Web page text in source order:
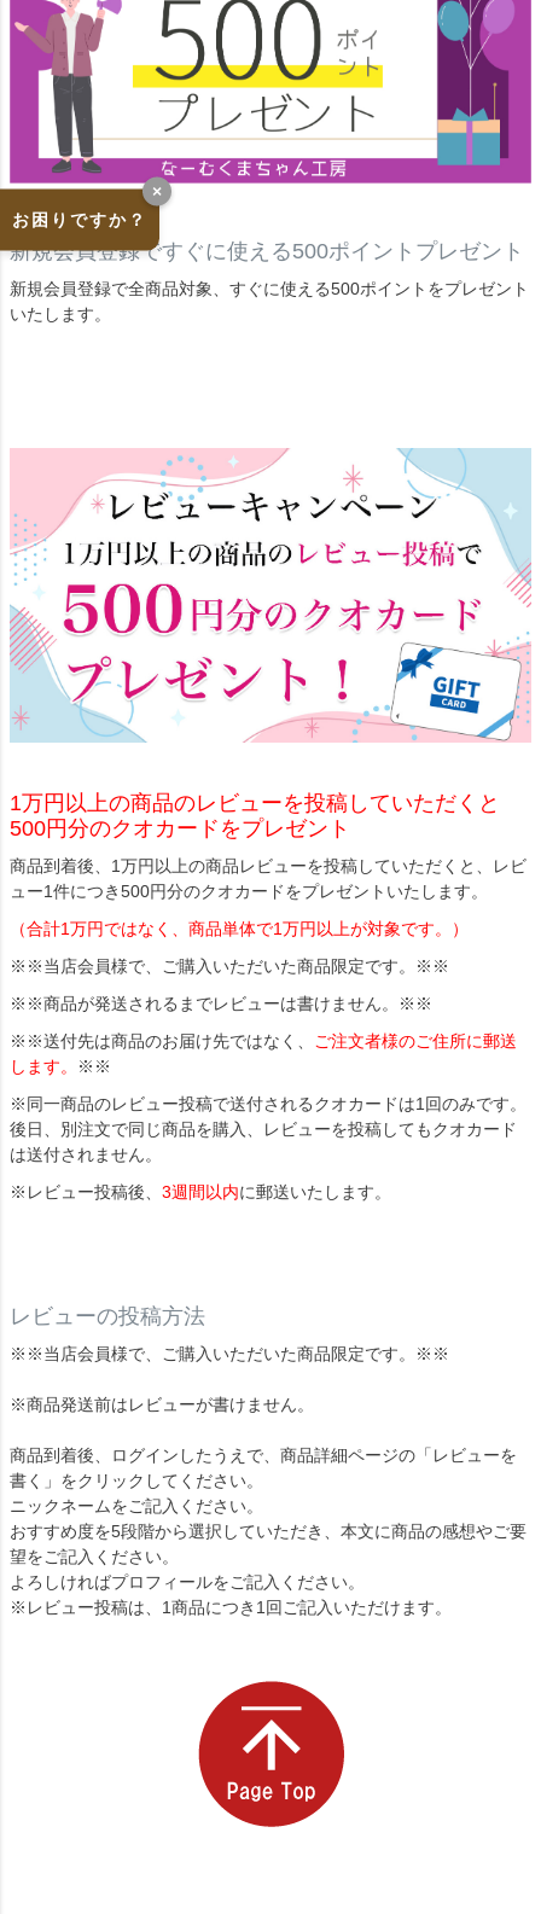
新規会員登録ですぐに使える500ポイントプレゼント
新規会員登録で全商品対象、すぐに使える500ポイントをプレゼント
いたします。
1万円以上の商品のレビューを投稿していただくと
500円分のクオカードをプレゼント
商品到着後、1万円以上の商品レビューを投稿していただくと、レビ
ュー1件につき500円分のクオカードをプレゼントいたします。
（合計1万円ではなく、商品単体で1万円以上が対象です。）
※※当店会員様で、ご購入いただいた商品限定です。※※
※※商品が発送されるまでレビューは書けません。※※
※※送付先は商品のお届け先ではなく、 ご注文者様のご住所に郵送
します。
※※
※同一商品のレビュー投稿で送付されるクオカードは1回のみです。
後日、別注文で同じ商品を購入、レビューを投稿してもクオカード
は送付されません。
※レビュー投稿後、 3週間以内に郵送いたします。
レビューの投稿方法
※※当店会員様で、ご購入いただいた商品限定です。※※
※商品発送前はレビューが書けません。
商品到着後、ログインしたうえで、商品詳細ページの「レビューを
書く」をクリックしてください。
ニックネームをご記入ください。
おすすめ度を5段階から選択していただき、本文に商品の感想やご要
望をご記入ください。
よろしければプロフィールをご記入ください。
※レビュー投稿は、1商品につき1回ご記入いただけます。
お困りですか？
×